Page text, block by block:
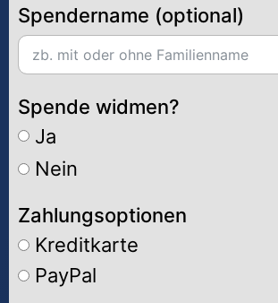
Spendername (optional)
Spende widmen?
Ja
Nein
Zahlungsoptionen
Kreditkarte
PayPal